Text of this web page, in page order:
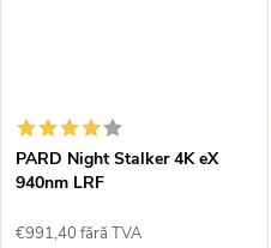
PARD Night Stalker 4K eX
940nm LRF
€991,40 fără TVA